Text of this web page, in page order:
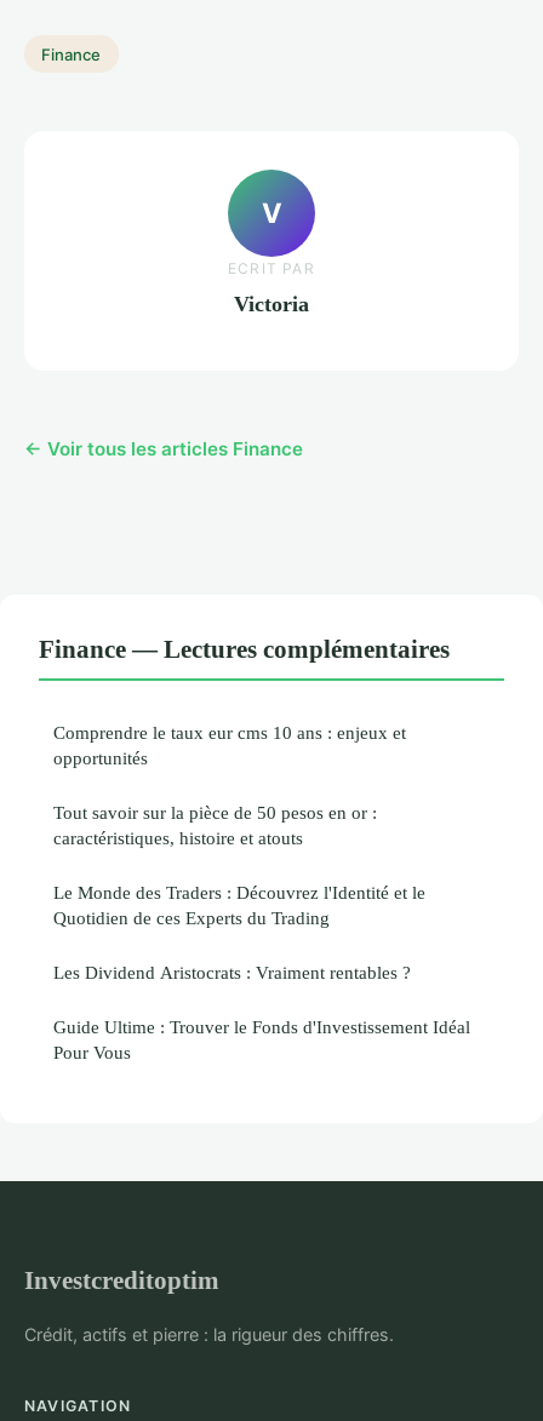
Finance
V
ECRIT PAR
Victoria
← Voir tous les articles Finance
Finance — Lectures complémentaires
Comprendre le taux eur cms 10 ans : enjeux et
opportunités
Tout savoir sur la pièce de 50 pesos en or :
caractéristiques, histoire et atouts
Le Monde des Traders : Découvrez l'Identité et le
Quotidien de ces Experts du Trading
Les Dividend Aristocrats : Vraiment rentables ?
Guide Ultime : Trouver le Fonds d'Investissement Idéal
Pour Vous
Investcreditoptim
Crédit, actifs et pierre : la rigueur des chiffres.
NAVIGATION